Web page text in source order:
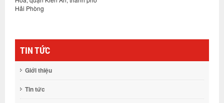
TIN TỨC
Giới thiệu
Tin tức